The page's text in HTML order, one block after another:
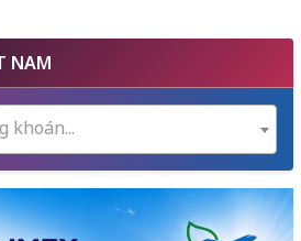
NAM
khoán...